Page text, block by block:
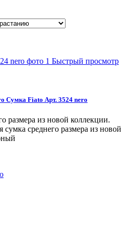
Быстрый просмотр
Сумка Fiato Арт. 3524 nero
размера из новой коллекции.
сумка среднего размера из новой